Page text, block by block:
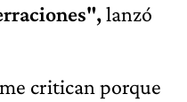
lanzó
critican porque